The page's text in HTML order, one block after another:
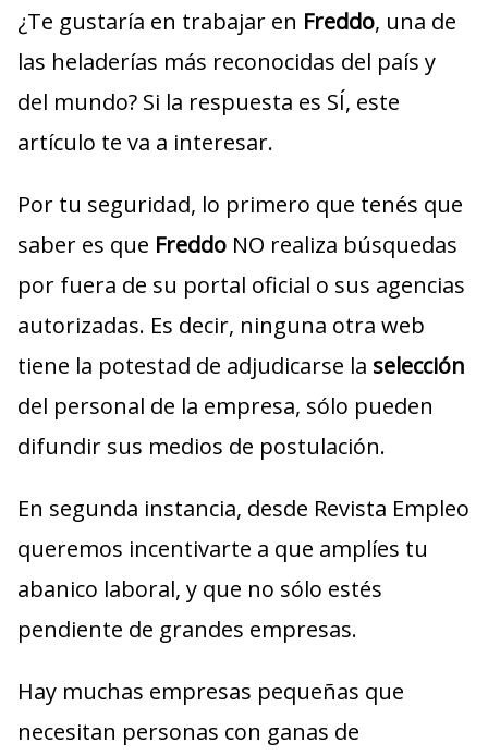
¿Te gustaría en trabajar en Freddo, una de
las heladerías más reconocidas del país y
del mundo? Si la respuesta es SÍ, este
artículo te va a interesar.
Por tu seguridad, lo primero que tenés que
saber es que Freddo NO realiza búsquedas
por fuera de su portal oficial o sus agencias
autorizadas. Es decir, ninguna otra web
tiene la potestad de adjudicarse la selección
del personal de la empresa, sólo pueden
difundir sus medios de postulación.
En segunda instancia, desde Revista Empleo
queremos incentivarte a que amplíes tu
abanico laboral, y que no sólo estés
pendiente de grandes empresas.
Hay muchas empresas pequeñas que
necesitan personas con ganas de